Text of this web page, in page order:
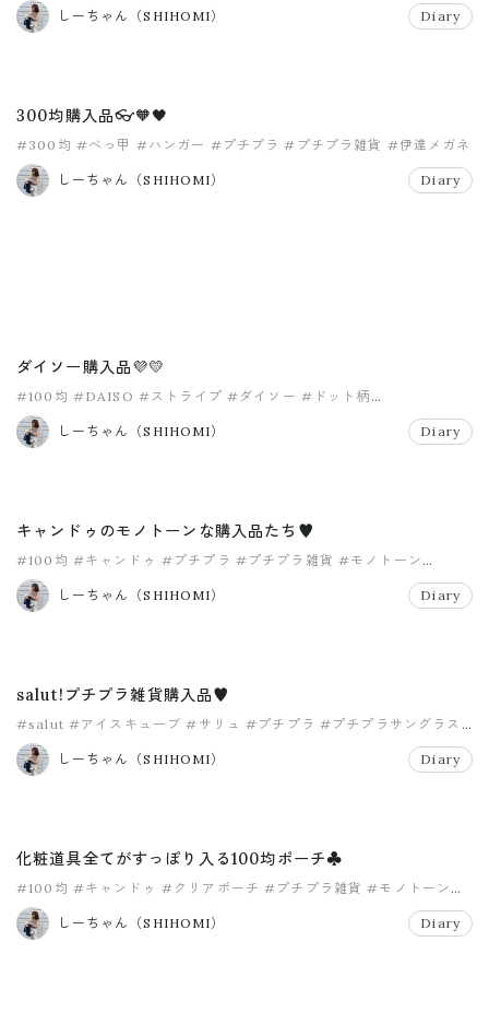
しーちゃん（SHIHOMI） Diary
300均購入品👓🧡🖤
#300均 #べっ甲 #ハンガー #プチプラ #プチプラ雑貨 #伊達メガネ
しーちゃん（SHIHOMI） Diary
ダイソー購入品💜💛
#100均 #DAISO #ストライプ #ダイソー #ドット柄
#フォトアルバム
しーちゃん（SHIHOMI）
Diary
キャンドゥのモノトーンな購入品たち♥︎
#100均 #キャンドゥ #プチプラ #プチプラ雑貨 #モノトーン
#モノトーン雑貨
しーちゃん（SHIHOMI）
Diary
salut!プチプラ雑貨購入品♥️
#salut #アイスキューブ #サリュ #プチプラ #プチプラサングラス
#プチプラ雑貨
しーちゃん（SHIHOMI）
Diary
化粧道具全てがすっぽり入る100均ポーチ♣️
#100均 #キャンドゥ #クリアポーチ #プチプラ雑貨 #モノトーン
#モノトーンポーチ
しーちゃん（SHIHOMI）
Diary